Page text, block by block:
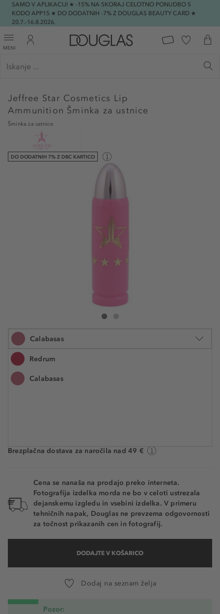
SAMO V APLIKACIJI ★ -15% NA SKORAJ CELOTNO PONUDBO S
KODO APP15 ★ DO DODATNIH -7% Z DOUGLAS BEAUTY CARD ★
20.7.-16.8.2026.
MENI
Jeffree Star Cosmetics Lip
Ammunition Šminka za ustnice
Šminka za ustnice
DO DODATNIH 7% Z DBC KARTICO
Jeffree Star Cosmetics Lip Ammunition
Calabasas
Redrum
Calabasas
Brezplačna dostava za naročila nad 49 €
Cena se nanaša na prodajo preko interneta.
Fotografija izdelka morda ne bo v celoti ustrezala
dejanskemu izgledu in vsebini izdelka. V primeru
tehničnih napak, Douglas ne prevzema odgovornosti
za točnost prikazanih cen in fotografij.
DODAJTE V KOŠARICO
Dodaj na seznam želja
Pozor: